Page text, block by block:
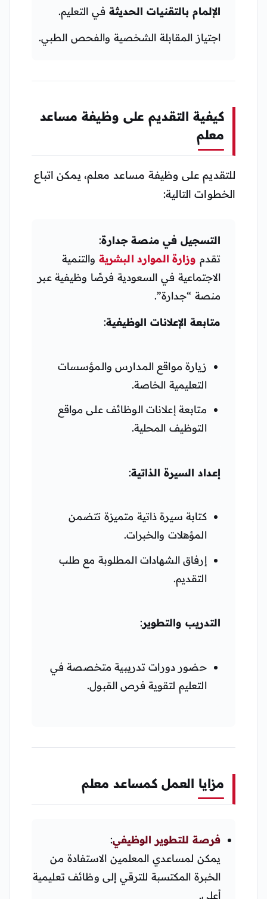
الإلمام بالتقنيات الحديثة في التعليم.
اجتياز المقابلة الشخصية والفحص الطبي.
كيفية التقديم على وظيفة مساعد
معلم
للتقديم على وظيفة مساعد معلم، يمكن اتباع
الخطوات التالية:
التسجيل في منصة جدارة:
تقدم وزارة الموارد البشريةوالتنمية
الاجتماعية في السعودية فرصًا وظيفية عبر
منصة “جدارة”.
متابعة الإعلانات الوظيفية:
زيارة مواقع المدارس والمؤسسات
التعليمية الخاصة.
متابعة إعلانات الوظائف على مواقع
التوظيف المحلية.
إعداد السيرة الذاتية:
كتابة سيرة ذاتية متميزة تتضمن
المؤهلات والخبرات.
إرفاق الشهادات المطلوبة مع طلب
التقديم.
التدريب والتطوير:
حضور دورات تدريبية متخصصة في
التعليم لتقوية فرص القبول.
مزايا العمل كمساعد معلم
فرصة للتطوير الوظيفي:
يمكن لمساعدي المعلمين الاستفادة من
الخبرة المكتسبة للترقي إلى وظائف تعليمية
أعلى.